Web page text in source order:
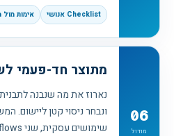
Checklist אנושי אימות מול
06
מודול
מתוצר חד-פעמי
נארוז את מה שנבנה
ונבחר ניסוי קטן ליישום.